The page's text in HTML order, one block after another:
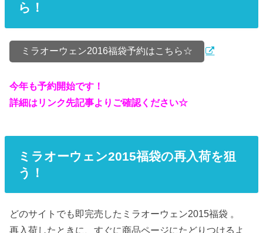
ら！
ミラオーウェン2016福袋予約はこちら☆
今年も予約開始です！
詳細はリンク先記事よりご確認ください☆
ミラオーウェン2015福袋の再入荷を狙
う！
どのサイトでも即完売したミラオーウェン2015福袋 。
再入荷したときに、すぐに商品ページにたどりつけるよ